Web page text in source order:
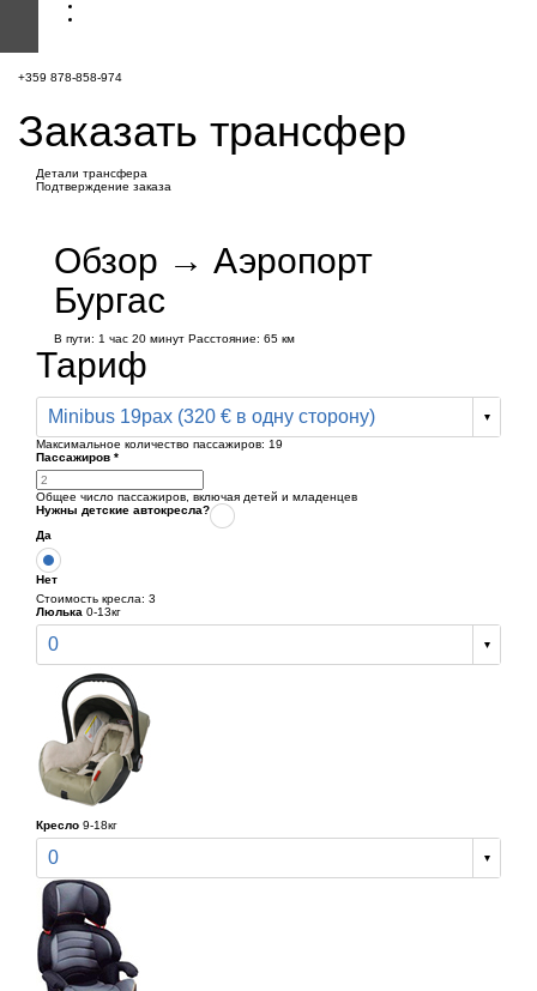
+359 878-858-974
Заказать трансфер
Детали трансфера
Подтверждение заказа
Обзор → Аэропорт
Бургас
В пути: 1 час 20 минут Расстояние: 65 км
Тариф
Minibus 19pax (320 € в одну сторону)
Максимальное количество пассажиров: 19
Пассажиров *
Общее число пассажиров, включая детей и младенцев
Нужны детские автокресла?
Да
Нет
Стоимость кресла: 3
Люлька 0-13кг
0
Кресло 9-18кг
0